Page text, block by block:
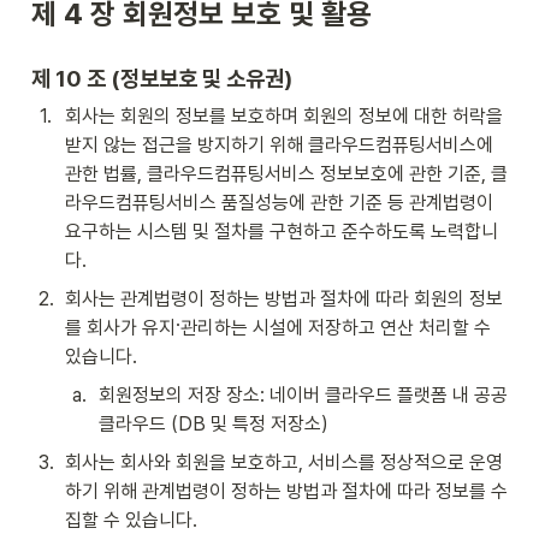
제 4 장 회원정보 보호 및 활용
제 10 조 (정보보호 및 소유권)
1.
회사는 회원의 정보를 보호하며 회원의 정보에 대한 허락을
받지 않는 접근을 방지하기 위해 클라우드컴퓨팅서비스에
관한 법률, 클라우드컴퓨팅서비스 정보보호에 관한 기준, 클
라우드컴퓨팅서비스 품질성능에 관한 기준 등 관계법령이
요구하는 시스템 및 절차를 구현하고 준수하도록 노력합니
다.
2. 회사는 관계법령이 정하는 방법과 절차에 따라 회원의 정보
를 회사가 유지·관리하는 시설에 저장하고 연산 처리할 수
있습니다.
a. 회원정보의 저장 장소: 네이버 클라우드 플랫폼 내 공공
클라우드 (DB 및 특정 저장소)
3. 회사는 회사와 회원을 보호하고, 서비스를 정상적으로 운영
하기 위해 관계법령이 정하는 방법과 절차에 따라 정보를 수
집할 수 있습니다.